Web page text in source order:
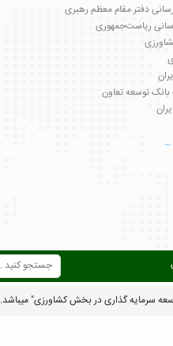
رسانی دفتر مقام معظم رهبری
ریاست‌جمهوری
توسعه تعاون
…
سرمایه گذاری در بخش کشاورزی" میباشد.